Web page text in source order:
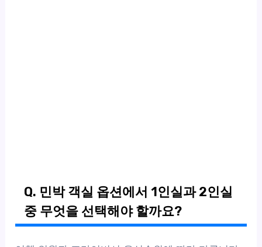
Q. 민박 객실 옵션에서 1인실과 2인실
중 무엇을 선택해야 할까요?